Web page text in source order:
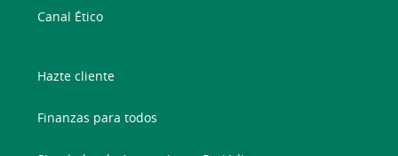
Canal Ético
Hazte cliente
Finanzas para todos